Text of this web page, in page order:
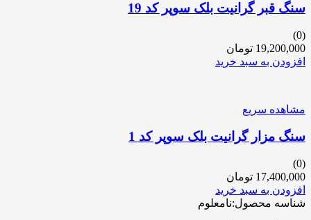
سنگ قبر گرانیت بلک سوپر کد 19
(0)
19,200,000 تومان
افزودن به سبد خرید
مشاهده سریع
سنگ مزار گرانیت بلک سوپر کد 1
(0)
17,400,000 تومان
افزودن به سبد خرید
شناسه محصول:نامعلوم